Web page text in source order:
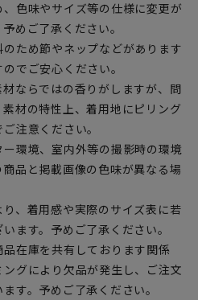
色味やサイズ等の仕様に変更が
めご了承ください。
ため節やネップなどがあります
でご安心ください。
ならではの香りがしますが、問
材の特性上、着用地にピリング
注意ください。
環境、室内外等の撮影時の環境
品と掲載画像の色味が異なる場
、着用感や実際のサイズ表に若
ます。予めご了承ください。
在庫を共有しております関係
グにより欠品が発生し、ご注文
す。予めご了承ください。